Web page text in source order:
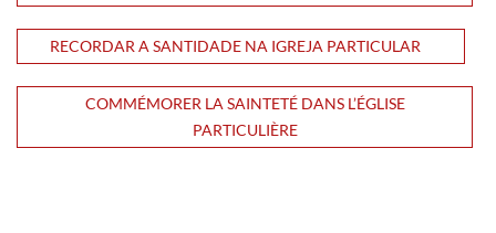
RECORDAR A SANTIDADE NA IGREJA PARTICULAR
COMMÉMORER LA SAINTETÉ DANS L’ÉGLISE
PARTICULIÈRE